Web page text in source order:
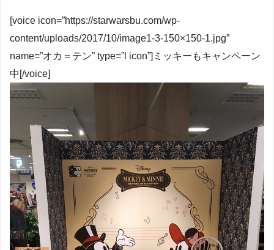
[voice icon=”https://starwarsbu.com/wp-
content/uploads/2017/10/image1-3-150×150-1.jpg”
name=”オカ＝テン” type=”l icon”]ミッキーもキャンペーン
中[/voice]